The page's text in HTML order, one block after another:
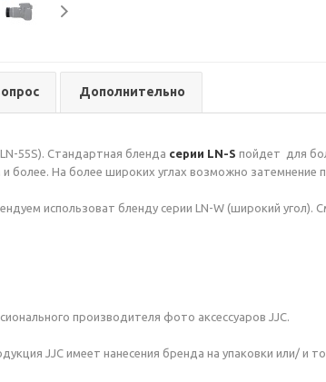
Дополнительно
55S). Стандартная бленда серии LN-S пойдет для
более. На более широких углах возможно затемнение
использоват бленду серии LN-W (широкий угол).
производителя фото аксессуаров JJC.
JJC имеет нанесения бренда на упаковки или/ и